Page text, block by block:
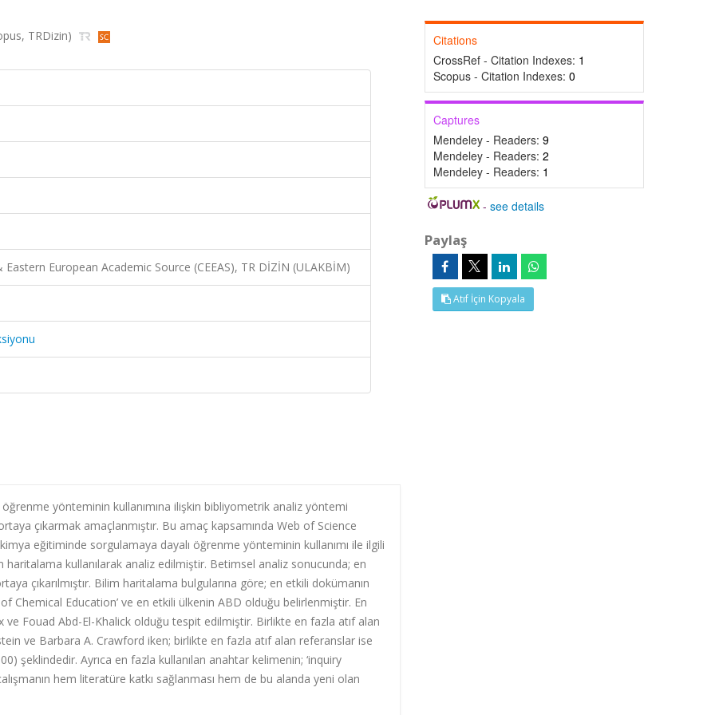
TRDizin)
European Academic Source (CEEAS), TR DİZİN (ULAKBİM)
yönteminin kullanımına ilişkin bibliyometrik analiz yöntemi
çıkarmak amaçlanmıştır. Bu amaç kapsamında Web of Science
eğitiminde sorgulamaya dayalı öğrenme yönteminin kullanımı ile ilgili
kullanılarak analiz edilmiştir. Betimsel analiz sonucunda; en
çıkarılmıştır. Bilim haritalama bulgularına göre; en etkili dokümanın
Chemical Education’ ve en etkili ülkenin ABD olduğu belirlenmiştir. En
ve Fouad Abd-El-Khalick olduğu tespit edilmiştir. Birlikte en fazla atıf alan
ve Barbara A. Crawford iken; birlikte en fazla atıf alan referanslar ise
şeklindedir. Ayrıca en fazla kullanılan anahtar kelimenin; ‘inquiry
hem literatüre katkı sağlanması hem de bu alanda yeni olan
Citations
CrossRef - Citation Indexes: 1
Scopus - Citation Indexes: 0
Captures
Mendeley - Readers: 9
Mendeley - Readers: 2
Mendeley - Readers: 1
-see details
Paylaş
Atıf İçin Kopyala